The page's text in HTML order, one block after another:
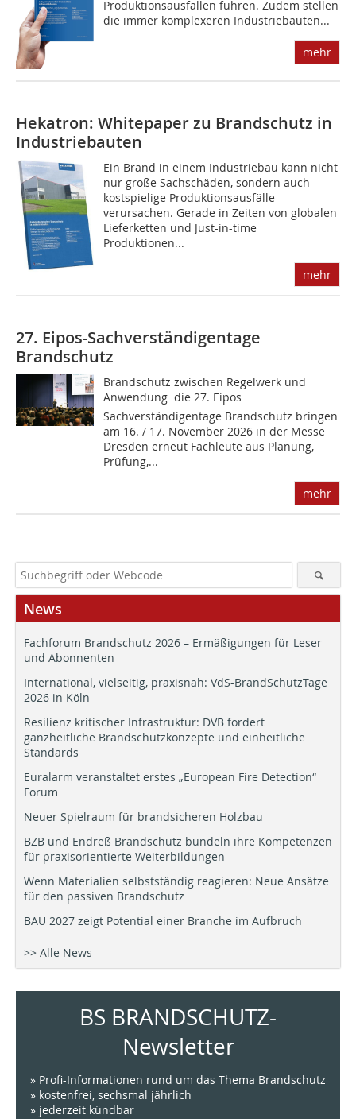
Produktionsausfällen führen. Zudem stellen
die immer komplexeren Industriebauten...
mehr
Hekatron: Whitepaper zu Brandschutz in
Industriebauten
Ein Brand in einem Industriebau kann nicht
nur große Sachschäden, sondern auch
kostspielige Produktionsausfälle
verursachen. Gerade in Zeiten von globalen
Lieferketten und Just-in-time
Produktionen...
mehr
27. Eipos-Sachverständigentage
Brandschutz
Brandschutz zwischen Regelwerk und
Anwendung  die 27. Eipos
Sachverständigentage Brandschutz bringen
am 16. / 17. November 2026 in der Messe
Dresden erneut Fachleute aus Planung,
Prüfung,...
mehr
News
Fachforum Brandschutz 2026 – Ermäßigungen für Leser
und Abonnenten
International, vielseitig, praxisnah: VdS-BrandSchutzTage
2026 in Köln
Resilienz kritischer Infrastruktur: DVB fordert
ganzheitliche Brandschutzkonzepte und einheitliche
Standards
Euralarm veranstaltet erstes „European Fire Detection“
Forum
Neuer Spielraum für brandsicheren Holzbau
BZB und Endreß Brandschutz bündeln ihre Kompetenzen
für praxisorientierte Weiterbildungen
Wenn Materialien selbstständig reagieren: Neue Ansätze
für den passiven Brandschutz
BAU 2027 zeigt Potential einer Branche im Aufbruch
>> Alle News
BS BRANDSCHUTZ-
Newsletter
» Profi-Informationen rund um das Thema Brandschutz
» kostenfrei, sechsmal jährlich
» jederzeit kündbar